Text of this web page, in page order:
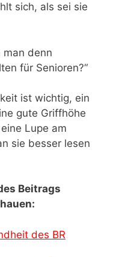
sich, als sei sie
man denn
für Senioren?“
ist wichtig, ein
gute Griffhöhe
Lupe am
sie besser lesen
Beitrags
des BR